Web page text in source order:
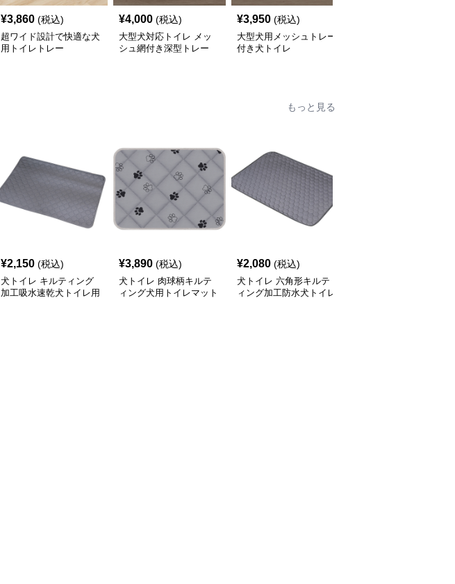
¥3,860 (税込)
超ワイド設計で快適な犬
用トイレトレー
¥4,000 (税込)
大型犬対応トイレ メッ
シュ網付き深型トレー
¥3,950 (税込)
大型犬用メッシュトレー
付き犬トイレ
もっと見る
¥2,150 (税込)
犬トイレ キルティング
加工吸水速乾犬トイレ用
¥3,890 (税込)
犬トイレ 肉球柄キルテ
ィング犬用トイレマット
¥2,080 (税込)
犬トイレ 六角形キルテ
ィング加工防水犬トイレ